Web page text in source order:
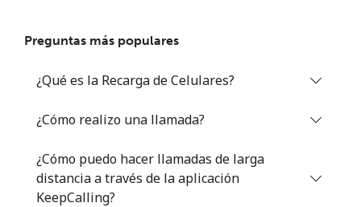
¿Olvidaste tu contraseña? →
Preguntas más populares
¿Qué es la Recarga de Celulares?
¿Cómo realizo una llamada?
¿Cómo puedo hacer llamadas de larga
distancia a través de la aplicación
KeepCalling?